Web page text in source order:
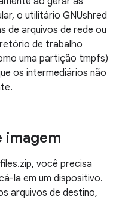
o utilitário GNUshred
de arquivos de rede ou
de trabalho
uma partição tmpfs)
os intermediários não
imagem
você precisa
la em um dispositivo.
arquivos de destino,